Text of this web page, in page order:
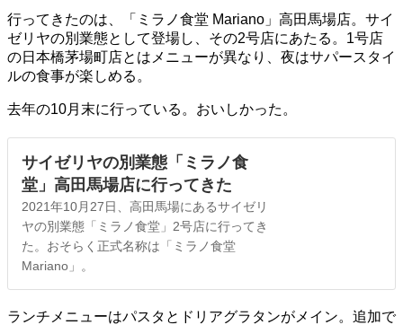
行ってきたのは、「ミラノ食堂 Mariano」高田馬場店。サイ
ゼリヤの別業態として登場し、その2号店にあたる。1号店
の日本橋茅場町店とはメニューが異なり、夜はサパースタイ
ルの食事が楽しめる。
去年の10月末に行っている。おいしかった。
サイゼリヤの別業態「ミラノ食
堂」高田馬場店に行ってきた
2021年10月27日、高田馬場にあるサイゼリ
ヤの別業態「ミラノ食堂」2号店に行ってき
た。おそらく正式名称は「ミラノ食堂
Mariano」。
ランチメニューはパスタとドリアグラタンがメイン。追加で